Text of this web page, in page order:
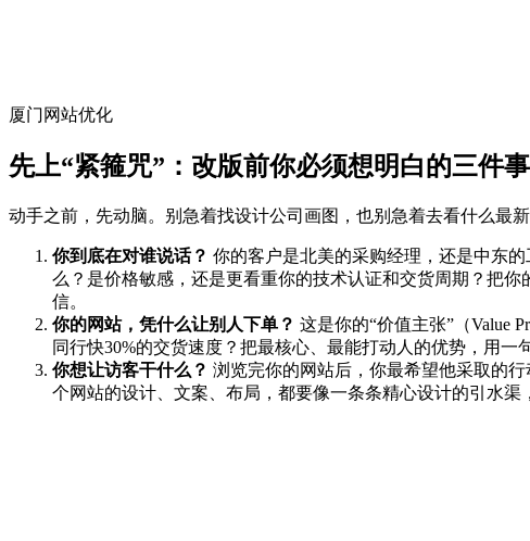
厦门网站优化
先上“紧箍咒”：改版前你必须想明白的三件事
动手之前，先动脑。别急着找设计公司画图，也别急着去看什么最
你到底在对谁说话？ 你的客户是北美的采购经理，还是中东
么？是价格敏感，还是更看重你的技术认证和交货周期？把
信。
你的网站，凭什么让别人下单？ 这是你的“价值主张”（Value
同行快30%的交货速度？把最核心、最能打动人的优势，用一
你想让访客干什么？ 浏览完你的网站后，你最希望他采取的
个网站的设计、文案、布局，都要像一条条精心设计的引水